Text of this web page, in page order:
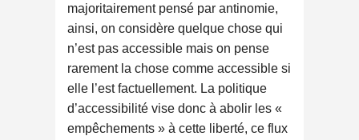
majoritairement pensé par antinomie,
ainsi, on considère quelque chose qui
n’est pas accessible mais on pense
rarement la chose comme accessible si
elle l’est factuellement. La politique
d’accessibilité vise donc à abolir les «
empêchements » à cette liberté, ce flux